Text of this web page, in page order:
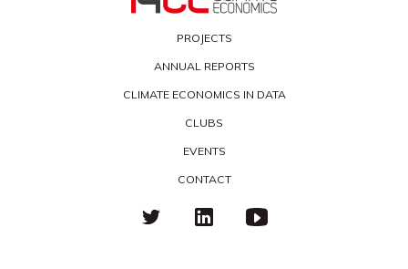
PROJECTS
ANNUAL REPORTS
CLIMATE ECONOMICS IN DATA
CLUBS
EVENTS
CONTACT